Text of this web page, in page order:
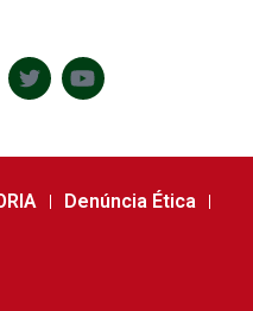
Denúncia Ética